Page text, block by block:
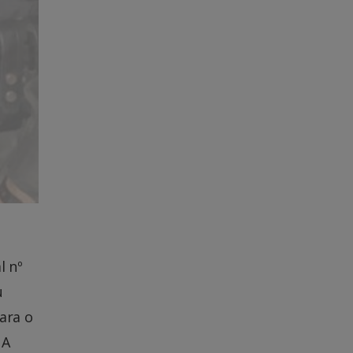
nº
o